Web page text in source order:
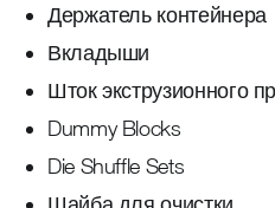
Держатель контейнера
Вкладыши
Шток экструзионного
Dummy Blocks
Die Shuffle Sets